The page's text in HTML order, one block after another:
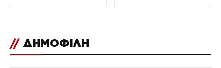
// ΔΗΜΟΦΙΛΗ